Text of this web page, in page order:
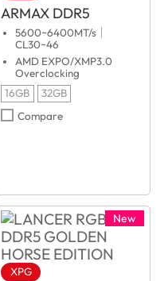
ARMAX DDR5
5600~6400MT/s｜
CL30~46
AMD EXPO/XMP3.0
Overclocking
16GB
32GB
Compare
New
XPG